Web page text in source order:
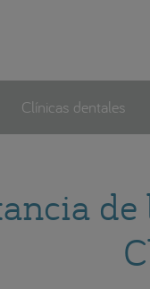
Clínicas dentales
de